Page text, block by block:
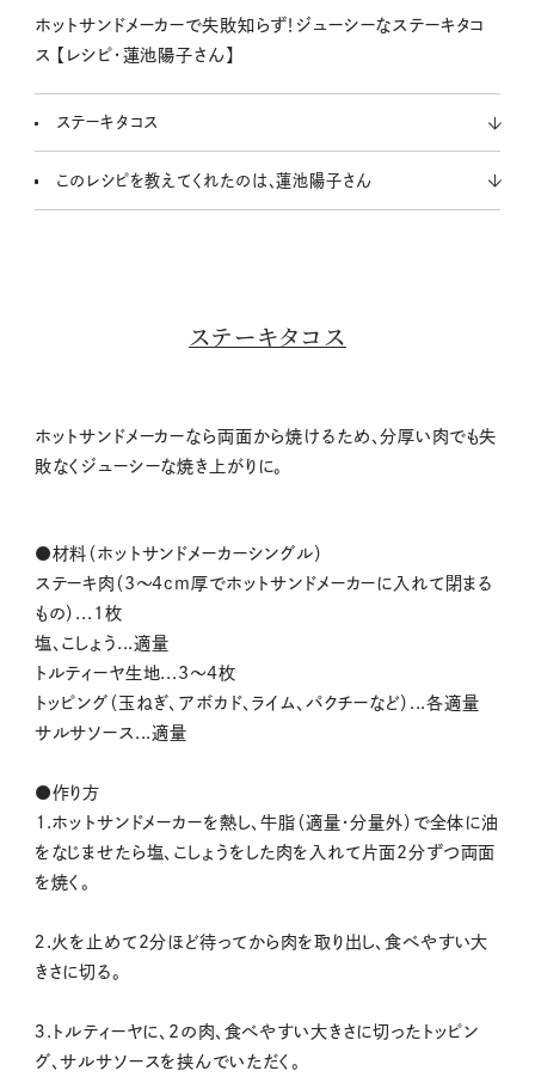
t
ホットサンドメーカーで失敗知らず！ジューシーなステーキタコ
ス 【レシピ・蓮池陽子さん】
ステーキタコス
このレシピを教えてくれたのは、蓮池陽子さん
ステーキタコス
ホットサンドメーカーなら両面から焼けるため、分厚い肉でも失
敗なくジューシーな焼き上がりに。
●材料（ホットサンドメーカーシングル）
ステーキ肉（3～4cm厚でホットサンドメーカーに入れて閉まる
もの）...1枚
塩、こしょう...適量
トルティーヤ生地...3～4枚
トッピング（玉ねぎ、アボカド、ライム、パクチーなど）...各適量
サルサソース...適量
●作り方
１.ホットサンドメーカーを熱し、牛脂（適量・分量外）で全体に油
をなじませたら塩、こしょうをした肉を入れて片面2分ずつ両面
を焼く。
２.火を止めて2分ほど待ってから肉を取り出し、食べやすい大
きさに切る。
３.トルティーヤに、2の肉、食べやすい大きさに切ったトッピン
グ、サルサソースを挟んでいただく。